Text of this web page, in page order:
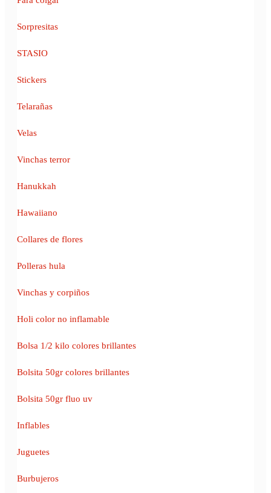
Sorpresitas
STASIO
Stickers
Telarañas
Velas
Vinchas terror
Hanukkah
Hawaiiano
Collares de flores
Polleras hula
Vinchas y corpiños
Holi color no inflamable
Bolsa 1/2 kilo colores brillantes
Bolsita 50gr colores brillantes
Bolsita 50gr fluo uv
Inflables
Juguetes
Burbujeros